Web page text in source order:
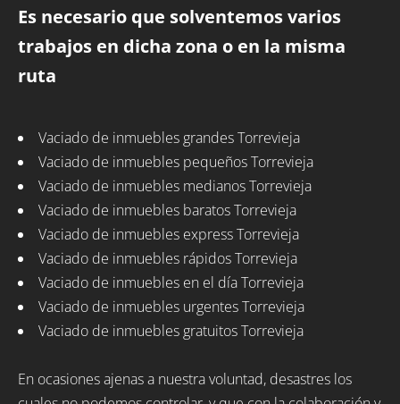
Es necesario que solventemos varios
trabajos en dicha zona o en la misma
ruta
Vaciado de inmuebles grandes Torrevieja
Vaciado de inmuebles pequeños Torrevieja
Vaciado de inmuebles medianos Torrevieja
Vaciado de inmuebles baratos Torrevieja
Vaciado de inmuebles express Torrevieja
Vaciado de inmuebles rápidos Torrevieja
Vaciado de inmuebles en el día Torrevieja
Vaciado de inmuebles urgentes Torrevieja
Vaciado de inmuebles gratuitos Torrevieja
En ocasiones ajenas a nuestra voluntad, desastres los